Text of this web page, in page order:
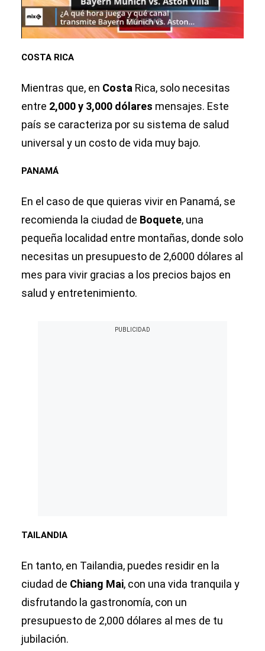
COSTA RICA
Mientras que, en Costa Rica, solo necesitas
entre 2,000 y 3,000 dólares mensajes. Este
país se caracteriza por su sistema de salud
universal y un costo de vida muy bajo.
PANAMÁ
En el caso de que quieras vivir en Panamá, se
recomienda la ciudad de Boquete, una
pequeña localidad entre montañas, donde solo
necesitas un presupuesto de 2,6000 dólares al
mes para vivir gracias a los precios bajos en
salud y entretenimiento.
TAILANDIA
En tanto, en Tailandia, puedes residir en la
ciudad de Chiang Mai, con una vida tranquila y
disfrutando la gastronomía, con un
presupuesto de 2,000 dólares al mes de tu
jubilación.